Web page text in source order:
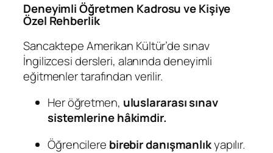
Deneyimli Öğretmen Kadrosu ve Kişiye
Özel Rehberlik
Sancaktepe Amerikan Kültür’de sınav
İngilizcesi dersleri, alanında deneyimli
eğitmenler tarafından verilir.
Her öğretmen, uluslararası sınav
sistemlerine hâkimdir.
Öğrencilere birebir danışmanlıkyapılır.